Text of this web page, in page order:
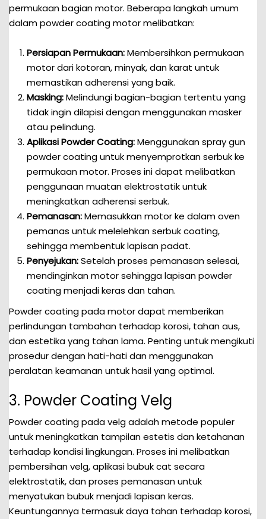
permukaan bagian motor. Beberapa langkah umum
dalam powder coating motor melibatkan:
Persiapan Permukaan:Membersihkan permukaan
motor dari kotoran, minyak, dan karat untuk
memastikan adherensi yang baik.
Masking:Melindungi bagian-bagian tertentu yang
tidak ingin dilapisi dengan menggunakan masker
atau pelindung.
Aplikasi Powder Coating:Menggunakan spray gun
powder coating untuk menyemprotkan serbuk ke
permukaan motor. Proses ini dapat melibatkan
penggunaan muatan elektrostatik untuk
meningkatkan adherensi serbuk.
Pemanasan:Memasukkan motor ke dalam oven
pemanas untuk melelehkan serbuk coating,
sehingga membentuk lapisan padat.
Penyejukan:Setelah proses pemanasan selesai,
mendinginkan motor sehingga lapisan powder
coating menjadi keras dan tahan.
Powder coating pada motor dapat memberikan
perlindungan tambahan terhadap korosi, tahan aus,
dan estetika yang tahan lama. Penting untuk mengikuti
prosedur dengan hati-hati dan menggunakan
peralatan keamanan untuk hasil yang optimal.
3. Powder Coating Velg
Powder coating pada velg adalah metode populer
untuk meningkatkan tampilan estetis dan ketahanan
terhadap kondisi lingkungan. Proses ini melibatkan
pembersihan velg, aplikasi bubuk cat secara
elektrostatik, dan proses pemanasan untuk
menyatukan bubuk menjadi lapisan keras.
Keuntungannya termasuk daya tahan terhadap korosi,